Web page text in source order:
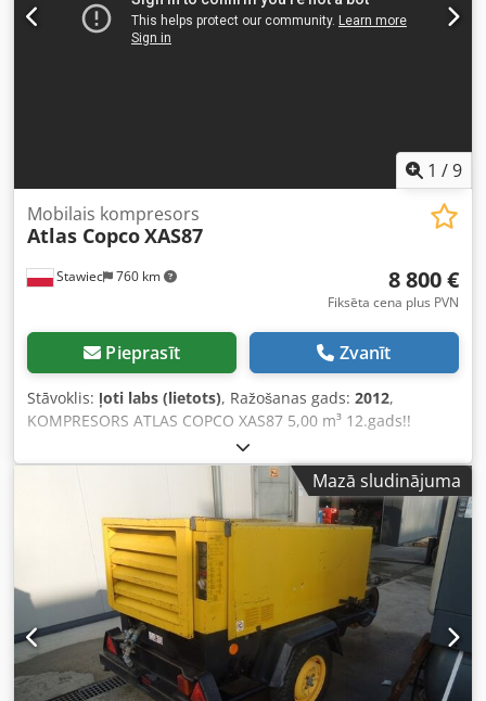
1 /9
Stawiec 760 km
Mobilais kompresors
Atlas CopcoXAS87
8 800 €
Fiksēta cena plus PVN
Pieprasīt Zvanīt
Stāvoklis: ļoti labs (lietots), Ražošanas gads: 2012,
KOMPRESORS ATLAS COPCO XAS87 5,00 m³ 12.gads!!
Dīzeļkompresors ATLAS COPCO XAS87, iekārta pēc servisa
apkopēm Tehniskie dati: - Ražīgums: 5,00 m³/min - Darba
spiediens: 7 bāri - Ražošanas gads: 2012 - Dzinējs: KUBOTA
- Darba stundu skaits: 1397 h Dcedpfx Astyk Taodwsk
Kompresors pilnībā darba kārtībā, gatavs darbam,
sniedzam garantiju. Neto cena: 37 800 PLN Bruto cena: 46
494 PLN Zemāk ir pievienota saite uz video, kas parāda
iekārtas darbību.
Mazā sludinājuma